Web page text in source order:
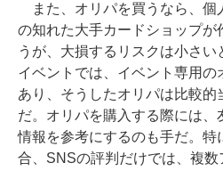
また、オリパを買うなら、個
の知れた大手カードショップが
うが、大損するリスクは小さ
イベントでは、イベント専用の
あり、そうしたオリパは比較的
だ。オリパを購入する際には
情報を参考にするのも手だ。特
合、SNSの評判だけでは、複